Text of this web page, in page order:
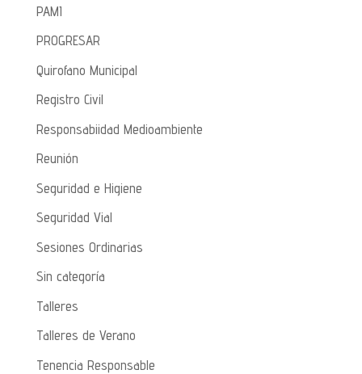
PAMI
PROGRESAR
Quirofano Municipal
Registro Civil
Responsabiidad Medioambiente
Reunión
Seguridad e Higiene
Seguridad Vial
Sesiones Ordinarias
Sin categoría
Talleres
Talleres de Verano
Tenencia Responsable